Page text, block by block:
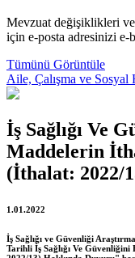
Mevzuat değişiklikleri
için e-posta adresinizi
Tümünü Görüntüle
Aile, Çalışma ve Sosyal
İş Sağlığı Ve
Maddelerin
(İthalat: 2022/
1.01.2022
İş Sağlığı ve Güvenliği
Tarihli İş Sağlığı Ve